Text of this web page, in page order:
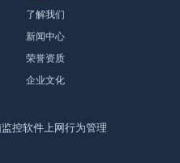
了解我们
新闻中心
荣誉资质
企业文化
控软件 上网行为管理